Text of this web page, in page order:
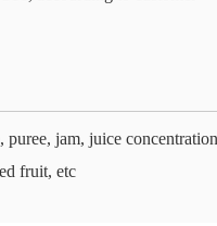
puree, jam, juice
fruit, etc